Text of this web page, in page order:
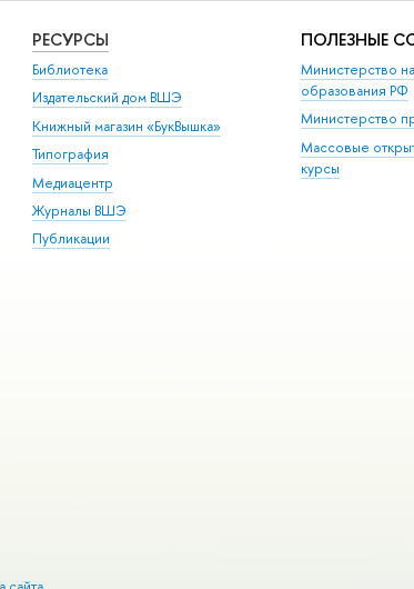
РЕСУРСЫ
Библиотека
Издательский дом ВШЭ
Книжный магазин «БукВышка»
Типография
Медиацентр
Журналы ВШЭ
Публикации
ПОЛЕЗНЫЕ
Министерство
образования РФ
Министерство
Массовые
курсы